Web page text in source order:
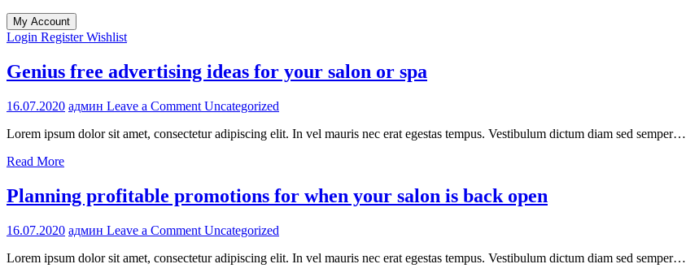
My Account
Login RegisterWishlist
Genius free advertising ideas for your salon or spa
16.07.2020 админ Leave a Comment on
free
your
salon
spa
Uncategorized
Lorem ipsum dolor sit amet, consectetur adipiscing elit. In vel mauris nec erat egestas tempus. Vestibulum dictum diam sed semper…
Read More
Planning profitable promotions for when your salon is back open
16.07.2020 админ Leave a Comment on
profitable
Uncategorized
Lorem ipsum dolor sit amet, consectetur adipiscing elit. In vel mauris nec erat egestas tempus. Vestibulum dictum diam sed semper…